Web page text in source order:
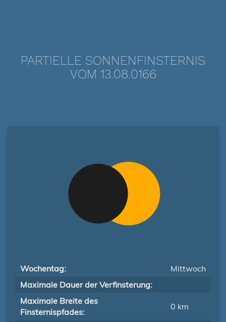
PARTIELLE SONNENFINSTERNIS
VOM 13.08.0166
Wochentag:
Mittwoch
Maximale Dauer der Verfinsterung:
Maximale Breite des
Finsternispfades:
0 km